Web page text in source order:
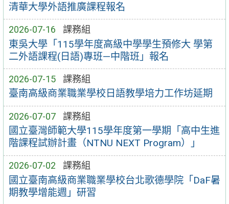
清華大學外語推廣課程報名
2026-07-16 課務組
東吳大學「115學年度高級中學學生預修大 學第
二外語課程(日語)專班—中階班」報名
2026-07-15 課務組
臺南高級商業職業學校日語教學培力工作坊延期
2026-07-07 課務組
國立臺灣師範大學115學年度第一學期「高中生進
階課程試辦計畫（NTNU NEXT Program）」
2026-07-02 課務組
國立臺南高級商業職業學校台北歌德學院「DaF暑
期教學增能週」研習